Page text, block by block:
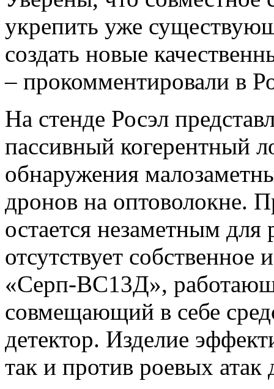
укрепить уже
создать новые
– прокомментировали в
На стенде Росэл
пассивный когерентный
обнаружения
дронов на оптоволокне.
остается незаметным для
отсутствует собственное
«Серп-ВС13Д»,
совмещающий в себе
детектор. Изделие
так и против роевых атак